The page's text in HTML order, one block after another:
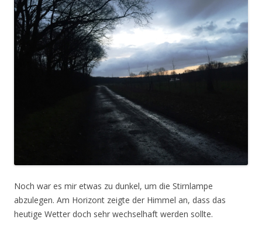
Noch war es mir etwas zu dunkel, um die Stirnlampe
abzulegen. Am Horizont zeigte der Himmel an, dass das
heutige Wetter doch sehr wechselhaft werden sollte.